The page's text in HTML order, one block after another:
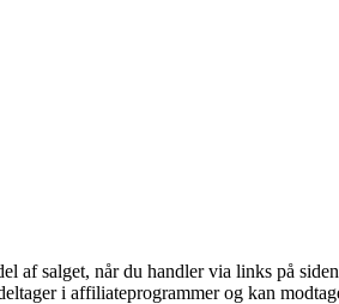
af salget, når du handler via links på
i affiliateprogrammer og kan